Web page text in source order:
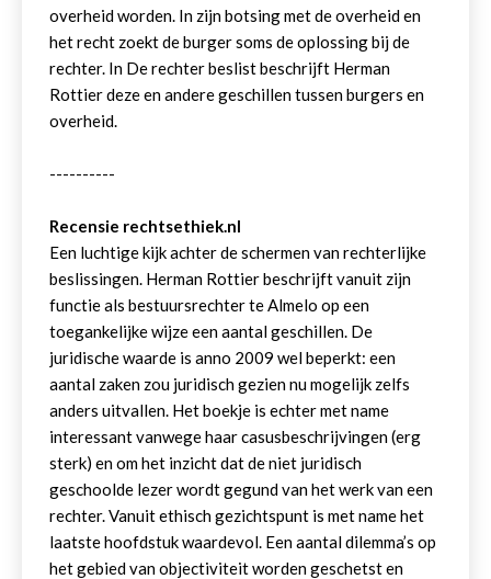
overheid worden. In zijn botsing met de overheid en
het recht zoekt de burger soms de oplossing bij de
rechter. In De rechter beslist beschrijft Herman
Rottier deze en andere geschillen tussen burgers en
overheid.
----------
Recensie rechtsethiek.nl
Een luchtige kijk achter de schermen van rechterlijke
beslissingen. Herman Rottier beschrijft vanuit zijn
functie als bestuursrechter te Almelo op een
toegankelijke wijze een aantal geschillen. De
juridische waarde is anno 2009 wel beperkt: een
aantal zaken zou juridisch gezien nu mogelijk zelfs
anders uitvallen. Het boekje is echter met name
interessant vanwege haar casusbeschrijvingen (erg
sterk) en om het inzicht dat de niet juridisch
geschoolde lezer wordt gegund van het werk van een
rechter. Vanuit ethisch gezichtspunt is met name het
laatste hoofdstuk waardevol. Een aantal dilemma’s op
het gebied van objectiviteit worden geschetst en